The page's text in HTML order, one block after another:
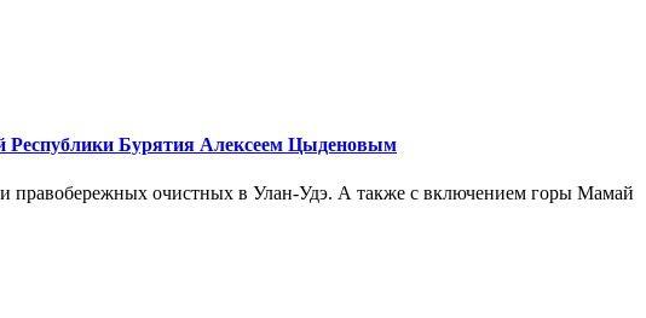
Республики Бурятия Алексеем Цыденовым
правобережных очистных в Улан-Удэ. А также с включением горы Мамай